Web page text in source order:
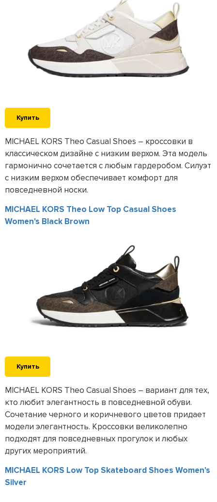
Купить
MICHAEL KORS Theo Casual Shoes – кроссовки в
классическом дизайне с низким верхом. Эта модель
гармонично сочетается с любым гардеробом. Силуэт
с низким верхом обеспечивает комфорт для
повседневной носки.
MICHAEL KORS Theo Low Top Casual Shoes
Women's Black Brown
Купить
MICHAEL KORS Theo Casual Shoes – вариант для тех,
кто любит элегантность в повседневной обуви.
Сочетание черного и коричневого цветов придает
модели элегантность. Кроссовки великолепно
подходят для повседневных прогулок и любых
других мероприятий.
MICHAEL KORS Low Top Skateboard Shoes Women's
Silver